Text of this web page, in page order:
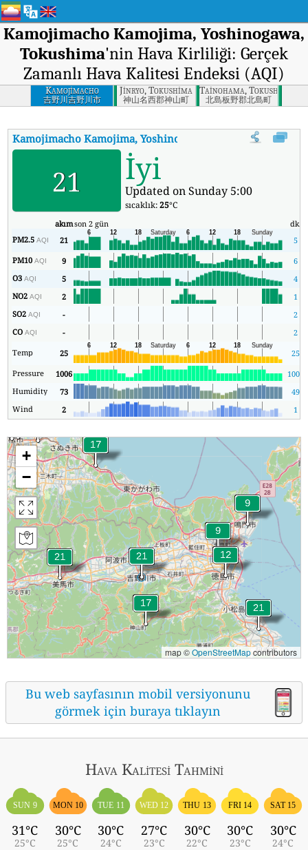
Kamojimacho Kamojima, Yoshinogawa,
Tokushima'nin Hava Kirliliği: Gerçek
Zamanlı Hava Kalitesi Endeksi (AQI)
Kamojimacho
Kamojima,
Yoshinogawa,
吉野川吉野川市
Jinryo, Tokushima
神山名西郡神山町
Tainohama, Tokushima
北島板野郡北島町
Kamojimacho Kamojima, Yoshinogawa, Tokushima 'nin
21 İyi
Updated on Sunday 5:00
sıcaklık:25°C
akımson 2 gün dk.
PM2.5AQI 21
5
PM10AQI 9
6
O3AQI 5
4
NO2AQI 2
1
SO2AQI -
2
COAQI -
2
Temp
25
25
Pressure
1006 1005
Humidity
73
49
Wind
2 1
+
−
map ©OpenStreetMapcontributors
Bu web sayfasının mobil versiyonunu
görmek için buraya tıklayın
Hava Kalitesi Tahmini
SUN 9
31°C
25°C
MON 10
30°C
25°C
TUE 11
30°C
24°C
WED 12
27°C
23°C
THU 13
30°C
22°C
FRI 14
30°C
23°C
SAT 15
30°C
24°C